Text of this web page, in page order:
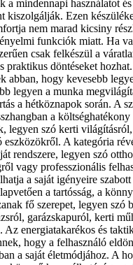
a mindennapi használatot
kiszolgálják. Ezen
nem marad kicsiny
funkciók miatt. Ha
csak felkészül a
praktikus döntéseket
abban, hogy kevesebb
legyen a munka
a hétköznapok során. A
a
legyen szó kerti
eszközökről. A kategória
rendszere, legyen szó
vagy professzionális
a saját igényeire
a tartósság, a
fő szerepet, legyen szó
garázskapuról, kerti
energiatakarékos és
hogy a felhasználó
a saját életmódjához. A